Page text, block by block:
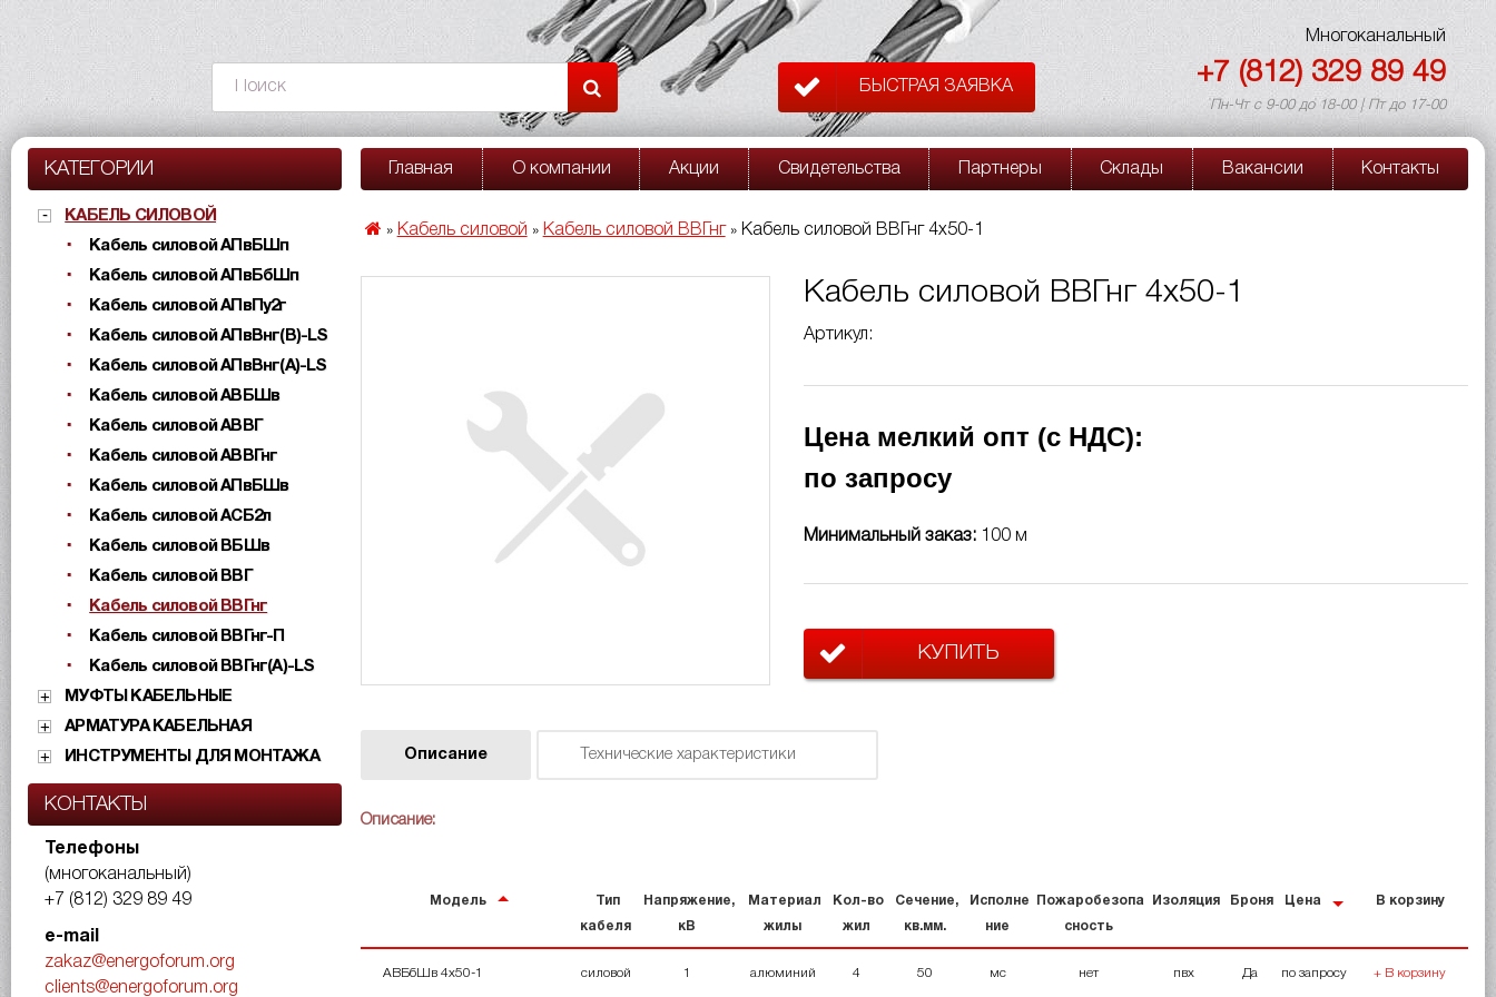
БЫСТРАЯ ЗАЯВКА
Многоканальный
+7 (812) 329 89 49
Пн-Чт с 9-00 до 18-00 | Пт до 17-00
КАТЕГОРИИ
КАБЕЛЬ СИЛОВОЙ
Кабель силовой АПвБШп
Кабель силовой АПвБбШп
Кабель силовой АПвПу2г
Кабель силовой АПвВнг(B)-LS
Кабель силовой АПвВнг(A)-LS
Кабель силовой АВБШв
Кабель силовой АВВГ
Кабель силовой АВВГнг
Кабель силовой АПвБШв
Кабель силовой АСБ2л
Кабель силовой ВБШв
Кабель силовой ВВГ
Кабель силовой ВВГнг
Кабель силовой ВВГнг-П
Кабель силовой ВВГнг(А)-LS
МУФТЫ КАБЕЛЬНЫЕ
АРМАТУРА КАБЕЛЬНАЯ
ИНСТРУМЕНТЫ ДЛЯ МОНТАЖА
КОНТАКТЫ
Телефоны
(многоканальный)
+7 (812) 329 89 49
e-mail
zakaz@energoforum.org
clients@energoforum.org
Главная О компании Акции Свидетельства Партнеры Склады Вакансии Контакты
» Кабель силовой » Кабель силовой ВВГнг» Кабель силовой ВВГнг 4х50-1
Кабель силовой ВВГнг 4х50-1
Артикул:
Цена мелкий опт (с НДС):
по запросу
Минимальный заказ: 100 м
КУПИТЬ
Описание Технические характеристики
Описание:
Модель Тип
кабеля
Напряжение,
кВ
Материал
жилы
Кол-во
жил
Сечение,
кв.мм.
Исполне
ние
Пожаробезопа
сность
Изоляция Броня Цена В корзину
АВБбШв 4х50-1 силовой 1 алюминий 4 50 мс нет пвх Да по запросу + В корзину